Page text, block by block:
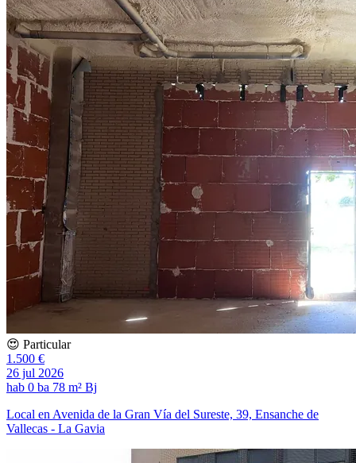
😍 Particular
1.500 €
26 jul 2026
hab 0 ba 78 m² Bj
Local en Avenida de la Gran Vía del Sureste, 39, Ensanche de
Vallecas - La Gavia